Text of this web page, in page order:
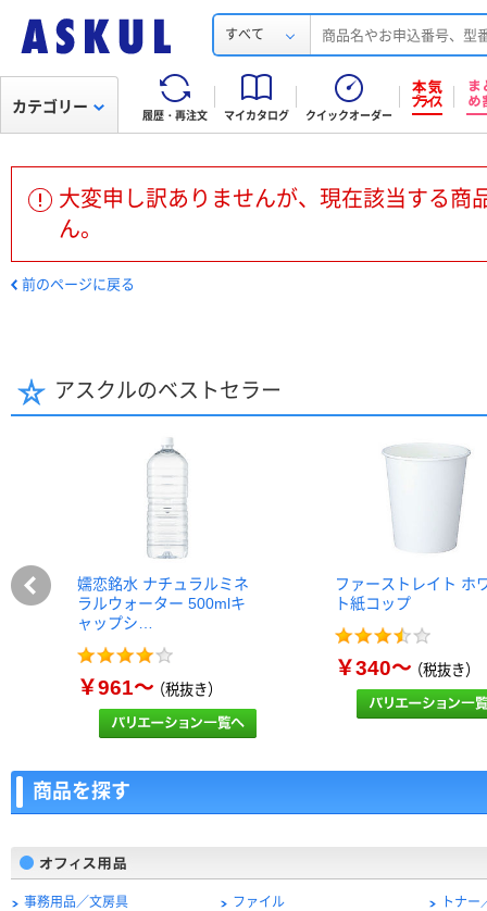
すべて
履歴・再注文 マイカタログ クイックオーダー
カテゴリー
大変申し訳ありませんが、現在該当する商
ん。
前のページに戻る
アスクルのベストセラー
嬬恋銘水 ナチュラルミネ
ラルウォーター 500mlキ
ャップシ…
￥961～（税抜き）
ファーストレイト ホ
ト紙コップ
￥340～（税抜き）
商品を探す
事務用品／文房具 ファイル トナ